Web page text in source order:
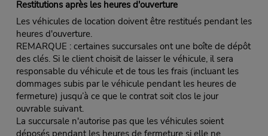
Restitutions après les heures d'ouverture
Les véhicules de location doivent être restitués pendant les
heures d'ouverture.
REMARQUE : certaines succursales ont une boîte de dépôt
des clés. Si le client choisit de laisser le véhicule, il sera
responsable du véhicule et de tous les frais (incluant les
dommages subis par le véhicule pendant les heures de
fermeture) jusqu’à ce que le contrat soit clos le jour
ouvrable suivant.
La succursale n'autorise pas que les véhicules soient
déposés pendant les heures de fermeture si elle ne